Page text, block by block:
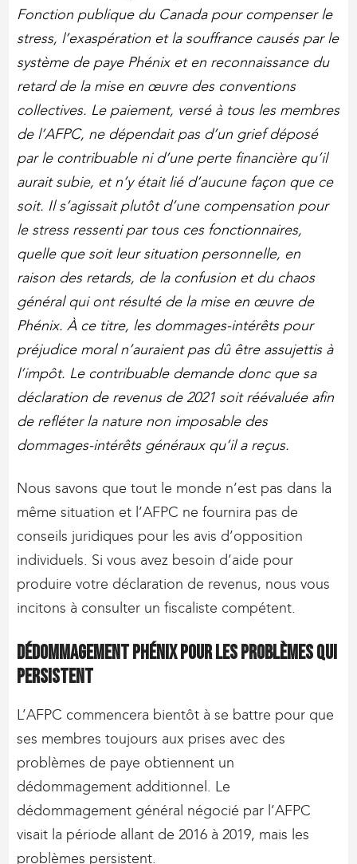
Fonction publique du Canada pour compenser le
stress, l’exaspération et la souffrance causés par le
système de paye Phénix et en reconnaissance du
retard de la mise en œuvre des conventions
collectives. Le paiement, versé à tous les membres
de l’AFPC, ne dépendait pas d’un grief déposé
par le contribuable ni d’une perte financière qu’il
aurait subie, et n’y était lié d’aucune façon que ce
soit. Il s’agissait plutôt d’une compensation pour
le stress ressenti par tous ces fonctionnaires,
quelle que soit leur situation personnelle, en
raison des retards, de la confusion et du chaos
général qui ont résulté de la mise en œuvre de
Phénix. À ce titre, les dommages-intérêts pour
préjudice moral n’auraient pas dû être assujettis à
l’impôt. Le contribuable demande donc que sa
déclaration de revenus de 2021 soit réévaluée afin
de refléter la nature non imposable des
dommages-intérêts généraux qu’il a reçus.
Nous savons que tout le monde n’est pas dans la
même situation et l’AFPC ne fournira pas de
conseils juridiques pour les avis d’opposition
individuels. Si vous avez besoin d’aide pour
produire votre déclaration de revenus, nous vous
incitons à consulter un fiscaliste compétent.
Dédommagement Phénix pour les problèmes qui
persistent
L’AFPC commencera bientôt à se battre pour que
ses membres toujours aux prises avec des
problèmes de paye obtiennent un
dédommagement additionnel. Le
dédommagement général négocié par l’AFPC
visait la période allant de 2016 à 2019, mais les
problèmes persistent.